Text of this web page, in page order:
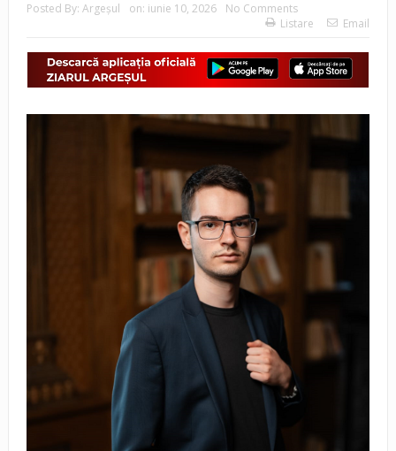
Posted By: Argeşul on: iunie 10, 2026
No Comments
Listare
Email